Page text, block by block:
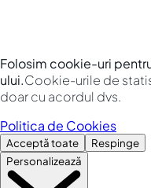
Folosim cookie-uri
ului.Cookie-urile de
doar cu acordul dvs.
Politica de Cookies
Acceptă toate
Respinge
Personalizează